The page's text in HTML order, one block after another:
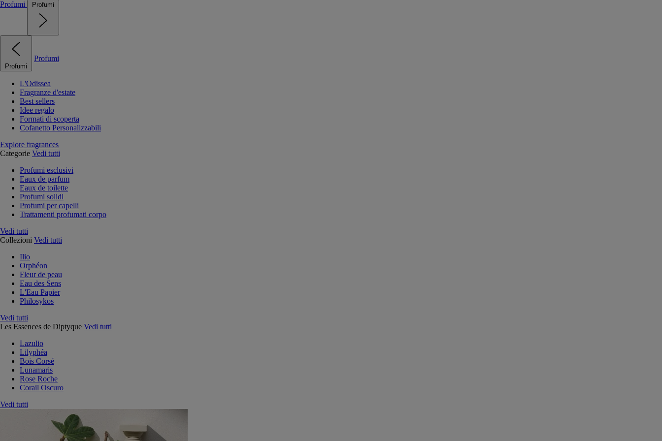
Profumi Profumi
Profumi
Profumi
L'Odissea
Fragranze d'estate
Best sellers
Idee regalo
Formati di scoperta
Cofanetto Personalizzabili
Explore fragrances
Categorie Vedi tutti
Profumi esclusivi
Eaux de parfum
Eaux de toilette
Profumi solidi
Profumi per capelli
Trattamenti profumati corpo
Vedi tutti
Collezioni Vedi tutti
Ilio
Orphéon
Fleur de peau
Eau des Sens
L'Eau Papier
Philosykos
Vedi tutti
Les Essences de Diptyque Vedi tutti
Lazulio
Lilyphéa
Bois Corsé
Lunamaris
Rose Roche
Corail Oscuro
Vedi tutti